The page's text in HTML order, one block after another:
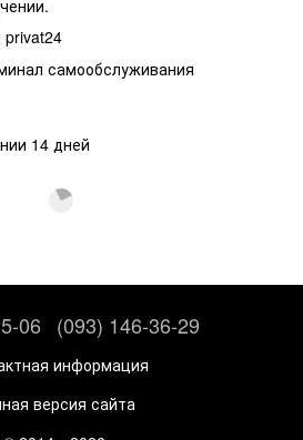
privat24
самообслуживания
14 дней
06 (093) 146-36-29
информация
версия сайта